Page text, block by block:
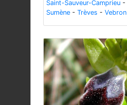
Saint-Sauveur-Camprieu -
Sumène - Trèves - Vebron